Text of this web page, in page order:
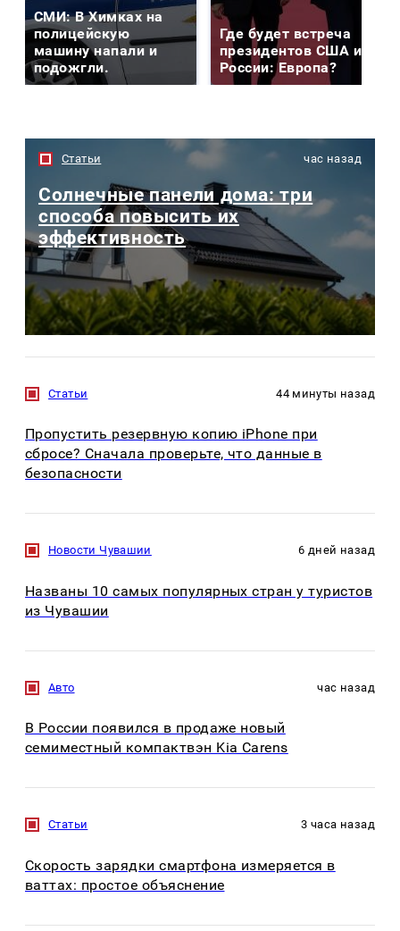
СМИ: В Химках на
полицейскую
машину напали и
подожгли.
Где будет встреча
президентов США и
России: Европа?
Статьи час назад
Солнечные панели дома: три
способа повысить их
эффективность
Статьи 44 минуты назад
Пропустить резервную копию iPhone при
сбросе? Сначала проверьте, что данные в
безопасности
Новости Чувашии 6 дней назад
Названы 10 самых популярных стран у туристов
из Чувашии
Авто час назад
В России появился в продаже новый
семиместный компактвэн Kia Carens
Статьи 3 часа назад
Скорость зарядки смартфона измеряется в
ваттах: простое объяснение